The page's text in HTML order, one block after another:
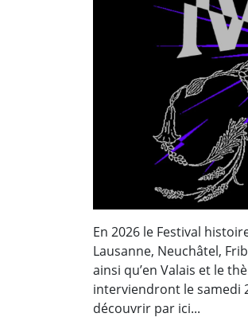
En 2026 le Festival
Lausanne, Neuchâtel,
ainsi qu’en Valais et le
interviendront le samedi
découvrir par ici...